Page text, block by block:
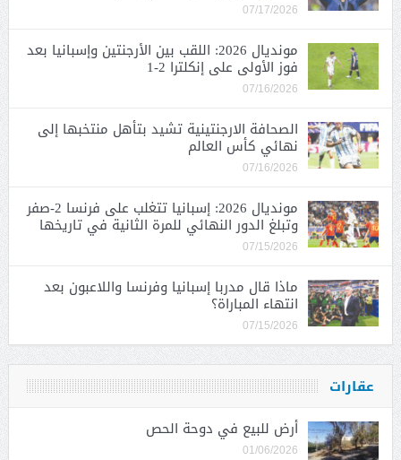
07/17/2026
مونديال 2026: اللقب بين الأرجنتين وإسبانيا بعد
فوز الأولى على إنكلترا 2-1
07/16/2026
الصحافة الارجنتينية تشيد بتأهل منتخبها إلى
نهائي كأس العالم
07/16/2026
مونديال 2026: إسبانيا تتغلب على فرنسا 2-صفر
وتبلغ الدور النهائي للمرة الثانية في تاريخها
07/15/2026
ماذا قال مدربا إسبانيا وفرنسا واللاعبون بعد
انتهاء المباراة؟
07/15/2026
عقارات
أرض للبيع في دوحة الحص
01/06/2026